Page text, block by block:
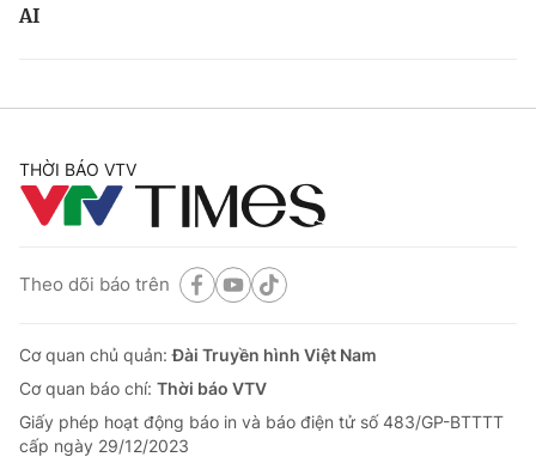
AI
THỜI BÁO VTV
Theo dõi báo trên
Cơ quan chủ quản:Đài Truyền hình Việt Nam
Cơ quan báo chí: Thời báo VTV
Giấy phép hoạt động báo in và báo điện tử số 483/GP-BTTTT
cấp ngày 29/12/2023